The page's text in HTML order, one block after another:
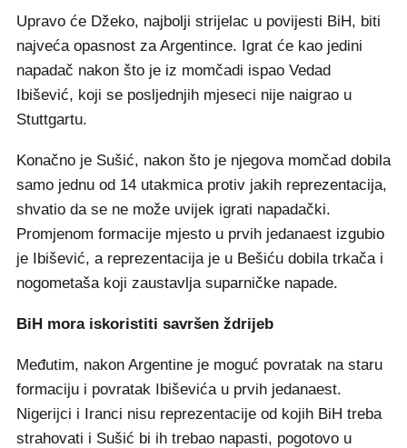
Upravo će Džeko, najbolji strijelac u povijesti BiH, biti
najveća opasnost za Argentince. Igrat će kao jedini
napadač nakon što je iz momčadi ispao Vedad
Ibišević, koji se posljednjih mjeseci nije naigrao u
Stuttgartu.
Konačno je Sušić, nakon što je njegova momčad dobila
samo jednu od 14 utakmica protiv jakih reprezentacija,
shvatio da se ne može uvijek igrati napadački.
Promjenom formacije mjesto u prvih jedanaest izgubio
je Ibišević, a reprezentacija je u Bešiću dobila trkača i
nogometaša koji zaustavlja suparničke napade.
BiH mora iskoristiti savršen ždrijeb
Međutim, nakon Argentine je moguć povratak na staru
formaciju i povratak Ibiševića u prvih jedanaest.
Nigerijci i Iranci nisu reprezentacije od kojih BiH treba
strahovati i Sušić bi ih trebao napasti, pogotovo u